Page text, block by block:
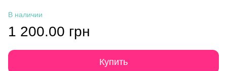
В наличии
1 200.00 грн
Купить